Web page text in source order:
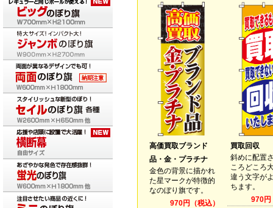
高価買取ブランド
品・金・プラチナ
金色の背景に描かれ
た星マークが特徴的
なのぼり旗です。
970円（税込）
買取回収
斜めに配置
ころどころ
違う文字が
ちます。
970円